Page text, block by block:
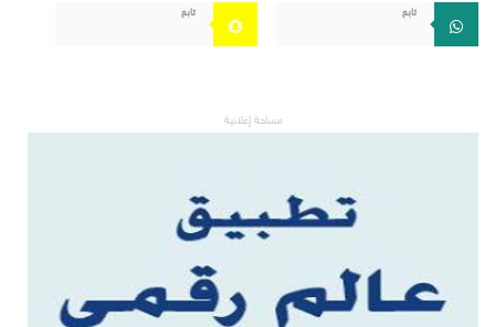
تابع تابع
مساحة إعلانية